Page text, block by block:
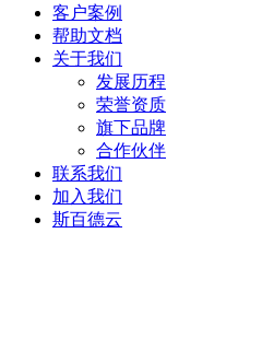
客户案例
帮助文档
关于我们
发展历程
荣誉资质
旗下品牌
合作伙伴
联系我们
加入我们
斯百德云